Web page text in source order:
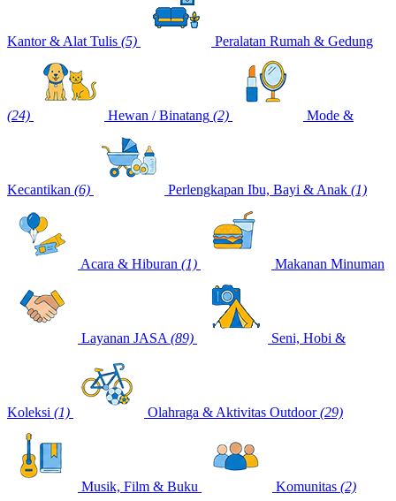
Kantor & Alat Tulis (5) Peralatan Rumah & Gedung
(24) Hewan / Binatang (2) Mode &
Kecantikan (6) Perlengkapan Ibu, Bayi & Anak (1)
Acara & Hiburan (1) Makanan Minuman
Layanan JASA (89) Seni, Hobi &
Koleksi (1) Olahraga & Aktivitas Outdoor (29)
Musik, Film & Buku Komunitas (2)